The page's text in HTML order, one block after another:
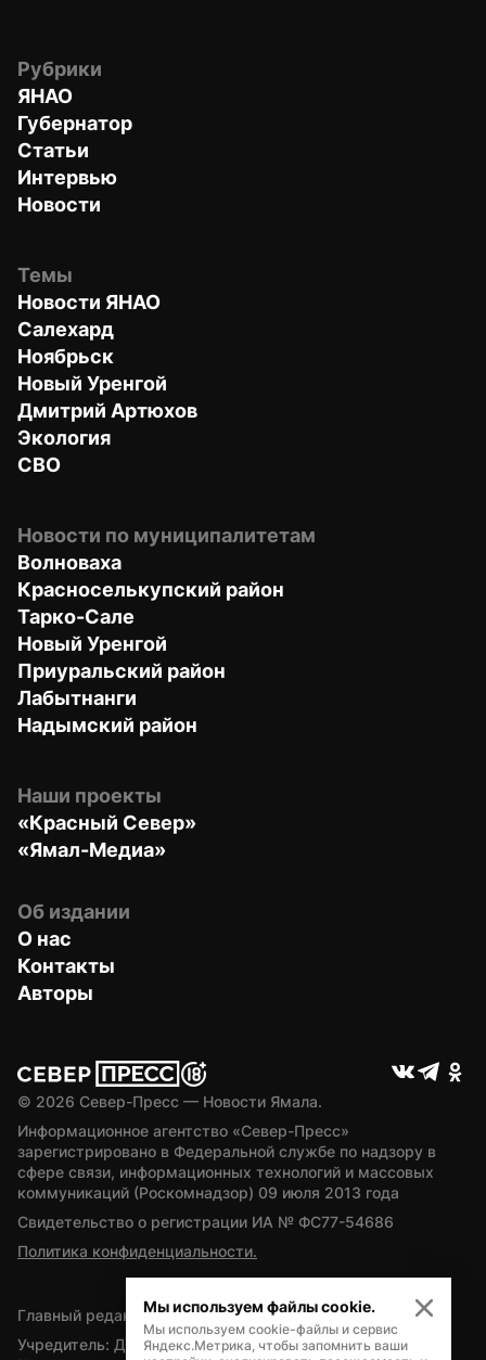
Рубрики
ЯНАО
Губернатор
Статьи
Интервью
Новости
Темы
Новости ЯНАО
Салехард
Ноябрьск
Новый Уренгой
Дмитрий Артюхов
Экология
СВО
Новости по муниципалитетам
Волноваха
Красноселькупский район
Тарко-Сале
Новый Уренгой
Приуральский район
Лабытнанги
Надымский район
Наши проекты
«Красный Север»
«Ямал-Медиа»
Об издании
О нас
Контакты
Авторы
© 2026 Север-Пресс — Новости Ямала.
Информационное агентство «Север-Пресс»
зарегистрировано в Федеральной службе по надзору в
сфере связи, информационных технологий и массовых
коммуникаций (Роскомнадзор) 09 июля 2013 года
Свидетельство о регистрации ИА № ФС77-54686
Политика конфиденциальности.
Главный редактор — А.Л. Поздеев
Учредитель: Департамент внутренней политики Ямало-
Мы используем файлы cookie.
Мы используем cookie-файлы и сервис
Яндекс.Метрика, чтобы запомнить ваши